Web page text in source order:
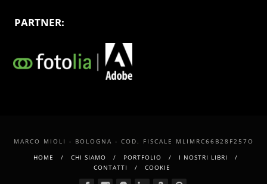
PARTNER:
MARCO MIOLI - BOLOGNA - COD. FISCALE MLIMRC66B28F257O
HOME
CHI SIAMO PORTFOLIO
I NOSTRI LIBRI
CONTATTI
COOKIE